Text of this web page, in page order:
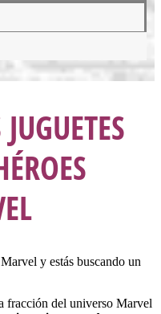
y estás buscando un
fracción del universo Marvel